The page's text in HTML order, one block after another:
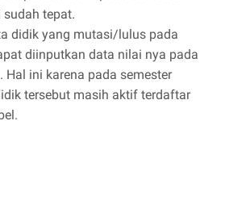
sudah tepat.
didik yang mutasi/lulus pada
diinputkan data nilai nya pada
Hal ini karena pada semester
tersebut masih aktif terdaftar